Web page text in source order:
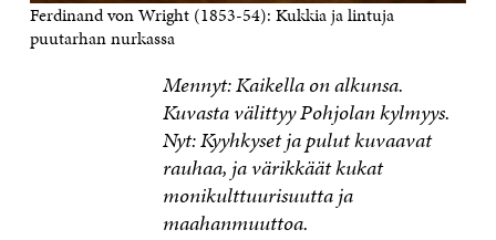
Ferdinand von Wright (1853-54): Kukkia ja lintuja
puutarhan nurkassa
Mennyt: Kaikella on alkunsa.
Kuvasta välittyy Pohjolan kylmyys.
Nyt: Kyyhkyset ja pulut kuvaavat
rauhaa, ja värikkäät kukat
monikulttuurisuutta ja
maahanmuuttoa.